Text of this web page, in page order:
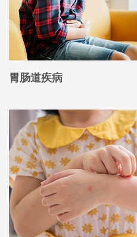
胃肠道疾病
腹泻和炎症性肠病。这些疾病可
等症状，可能需要专业的医疗评